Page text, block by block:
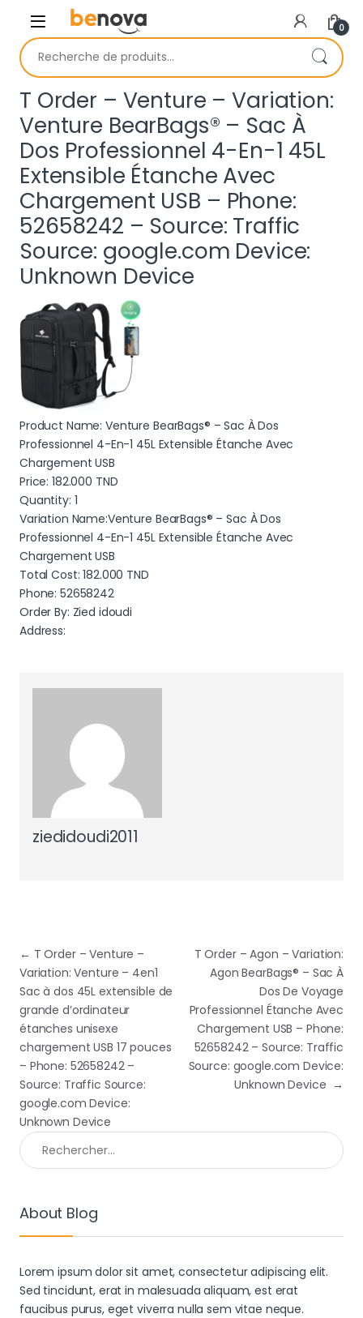
Skip to navigation
Skip to content
0
Recherche pour :
T Order – Venture – Variation:
Venture BearBags® – Sac À
Dos Professionnel 4-En-1 45L
Extensible Étanche Avec
Chargement USB – Phone:
52658242 – Source: Traffic
Source: google.com Device:
Unknown Device
Product Name: Venture BearBags® – Sac À Dos
Professionnel 4-En-1 45L Extensible Étanche Avec
Chargement USB
Price:182.000 TND
Quantity: 1
Variation Name:Venture BearBags® – Sac À Dos
Professionnel 4-En-1 45L Extensible Étanche Avec
Chargement USB
Total Cost:182.000 TND
Phone: 52658242
Order By: Zied idoudi
Address:
ziedidoudi2011
Navigation de l’article
← T Order – Venture –
Variation: Venture – 4en1
Sac à dos 45L extensible de
grande d’ordinateur
étanches unisexe
chargement USB 17 pouces
– Phone: 52658242 –
Source: Traffic Source:
google.com Device:
Unknown Device
T Order – Agon – Variation:
Agon BearBags® – Sac À
Dos De Voyage
Professionnel Étanche Avec
Chargement USB – Phone:
52658242 – Source: Traffic
Source: google.com Device:
Unknown Device →
Rechercher :
About Blog
Lorem ipsum dolor sit amet, consectetur adipiscing elit.
Sed tincidunt, erat in malesuada aliquam, est erat
faucibus purus, eget viverra nulla sem vitae neque.